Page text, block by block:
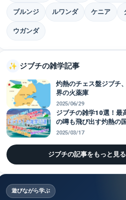
ブルンジ ルワンダ ケニア
ウガンダ
✨ ジブチの雑学記事
灼熱のチェス盤ジブチ
界の火薬庫
2025/06/29
ジブチの雑学10選！
の噂も飛び出す灼熱の
2025/03/17
ジブチの記事をもっと見る
遊びながら学ぶ